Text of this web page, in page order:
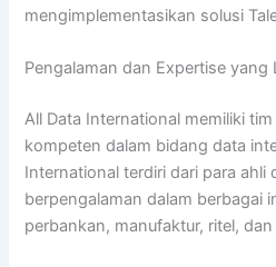
mengimplementasikan solusi
Pengalaman dan Expertise yang
All Data International memiliki
kompeten dalam bidang data
International terdiri dari para ahli
berpengalaman dalam berbagai
perbankan, manufaktur, ritel,